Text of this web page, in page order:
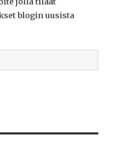
blogin uusista